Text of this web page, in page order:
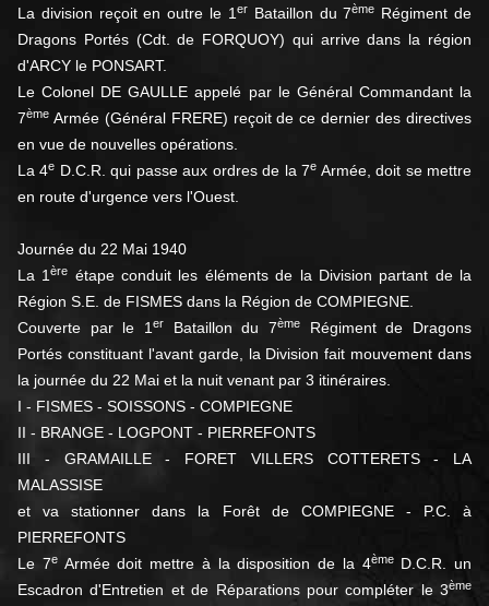
La division reçoit en outre le 1 erBataillon du 7ème Régiment de
Dragons Portés (Cdt. de FORQUOY) qui arrive dans la région
d'ARCY le PONSART.
Le Colonel DE GAULLE appelé par le Général Commandant la
7ème Armée (Général FRERE) reçoit de ce dernier des directives
en vue de nouvelles opérations.
La 4e D.C.R. qui passe aux ordres de la 7e Armée, doit se mettre
en route d'urgence vers l'Ouest.
Journée du 22 Mai 1940
La 1ère étape conduit les éléments de la Division partant de la
Région S.E. de FISMES dans la Région de COMPIEGNE.
Couverte par le 1 er Bataillon du 7ème
Régiment de Dragons
Portés constituant l'avant garde, la Division fait mouvement dans
la journée du 22 Mai et la nuit venant par 3 itinéraires.
I - FISMES - SOISSONS - COMPIEGNE
II - BRANGE - LOGPONT - PIERREFONTS
III - GRAMAILLE - FORET VILLERS COTTERETS - LA
MALASSISE
et va stationner dans la Forêt de COMPIEGNE - P.C. à
PIERREFONTS
Le 7eArmée doit mettre à la disposition de la 4èmeD.C.R. un
Escadron d'Entretien et de Réparations pour compléter le 3ème